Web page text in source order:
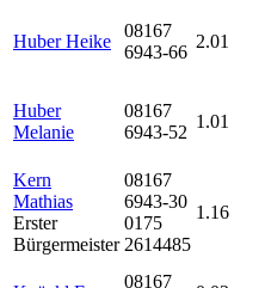
Huber Heike
08167
6943-66
2.01
Huber
Melanie
08167
6943-52
1.01
Kern
Mathias
Erster
Bürgermeister
08167
6943-30
0175
2614485
1.16
08167